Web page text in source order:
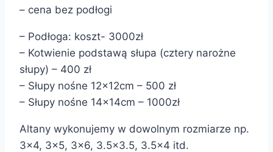
– cena bez podłogi
– Podłoga: koszt- 3000zł
– Kotwienie podstawą słupa (cztery narożne
słupy) – 400 zł
– Słupy nośne 12x12cm – 500 zł
– Słupy nośne 14x14cm – 1000zł
Altany wykonujemy w dowolnym rozmiarze np.
3×4, 3×5, 3×6, 3.5×3.5, 3.5×4 itd.